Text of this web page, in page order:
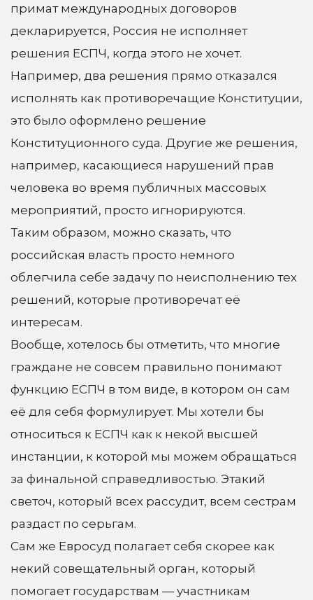
примат международных договоров
декларируется, Россия не исполняет
решения ЕСПЧ, когда этого не хочет.
Например, два решения прямо отказался
исполнять как противоречащие Конституции,
это было оформлено решение
Конституционного суда. Другие же решения,
например, касающиеся нарушений прав
человека во время публичных массовых
мероприятий, просто игнорируются.
Таким образом, можно сказать, что
российская власть просто немного
облегчила себе задачу по неисполнению тех
решений, которые противоречат её
интересам.
Вообще, хотелось бы отметить, что многие
граждане не совсем правильно понимают
функцию ЕСПЧ в том виде, в котором он сам
её для себя формулирует. Мы хотели бы
относиться к ЕСПЧ как к некой высшей
инстанции, к которой мы можем обращаться
за финальной справедливостью. Этакий
светоч, который всех рассудит, всем сестрам
раздаст по серьгам.
Сам же Евросуд полагает себя скорее как
некий совещательный орган, который
помогает государствам — участникам